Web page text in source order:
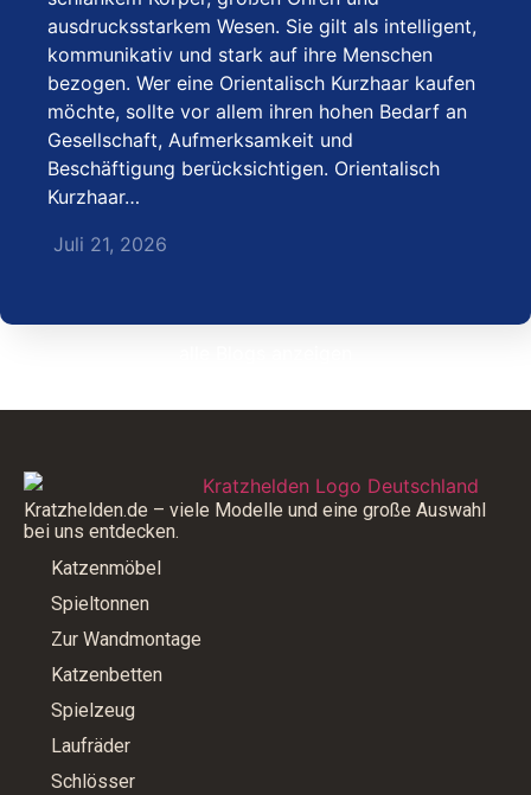
ausdrucksstarkem Wesen. Sie gilt als intelligent,
kommunikativ und stark auf ihre Menschen
bezogen. Wer eine Orientalisch Kurzhaar kaufen
möchte, sollte vor allem ihren hohen Bedarf an
Gesellschaft, Aufmerksamkeit und
Beschäftigung berücksichtigen. Orientalisch
Kurzhaar…
Juli 21, 2026
Kratzhelden.de – viele Modelle und eine große Auswahl
bei uns entdecken.
Katzenmöbel
Spieltonnen
Zur Wandmontage
Katzenbetten
Spielzeug
Laufräder
Schlösser